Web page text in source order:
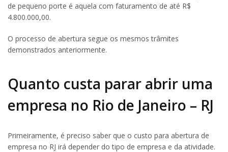
de pequeno porte é aquela com faturamento de até R$
4.800.000,00.
O processo de abertura segue os mesmos trâmites
demonstrados anteriormente.
Quanto custa parar abrir uma
empresa no Rio de Janeiro – RJ
Primeiramente, é preciso saber que o custo para abertura de
empresa no RJ irá depender do tipo de empresa e da atividade.